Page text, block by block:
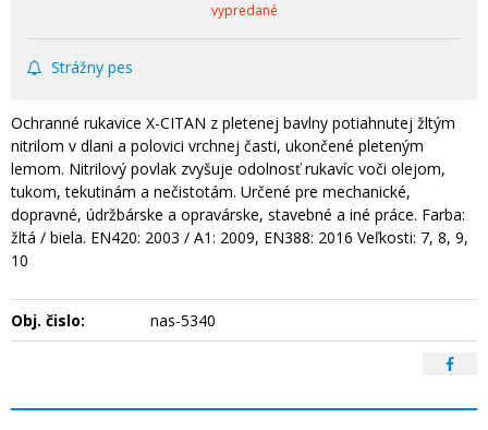
vypredané
Strážny pes
Ochranné rukavice X-CITAN z pletenej bavlny potiahnutej žltým
nitrilom v dlani a polovici vrchnej časti, ukončené pleteným
lemom. Nitrilový povlak zvyšuje odolnosť rukavíc voči olejom,
tukom, tekutinám a nečistotám. Určené pre mechanické,
dopravné, údržbárske a opravárske, stavebné a iné práce. Farba:
žltá / biela. EN420: 2003 / A1: 2009, EN388: 2016 Veľkosti: 7, 8, 9,
10
Obj. čislo: nas-5340